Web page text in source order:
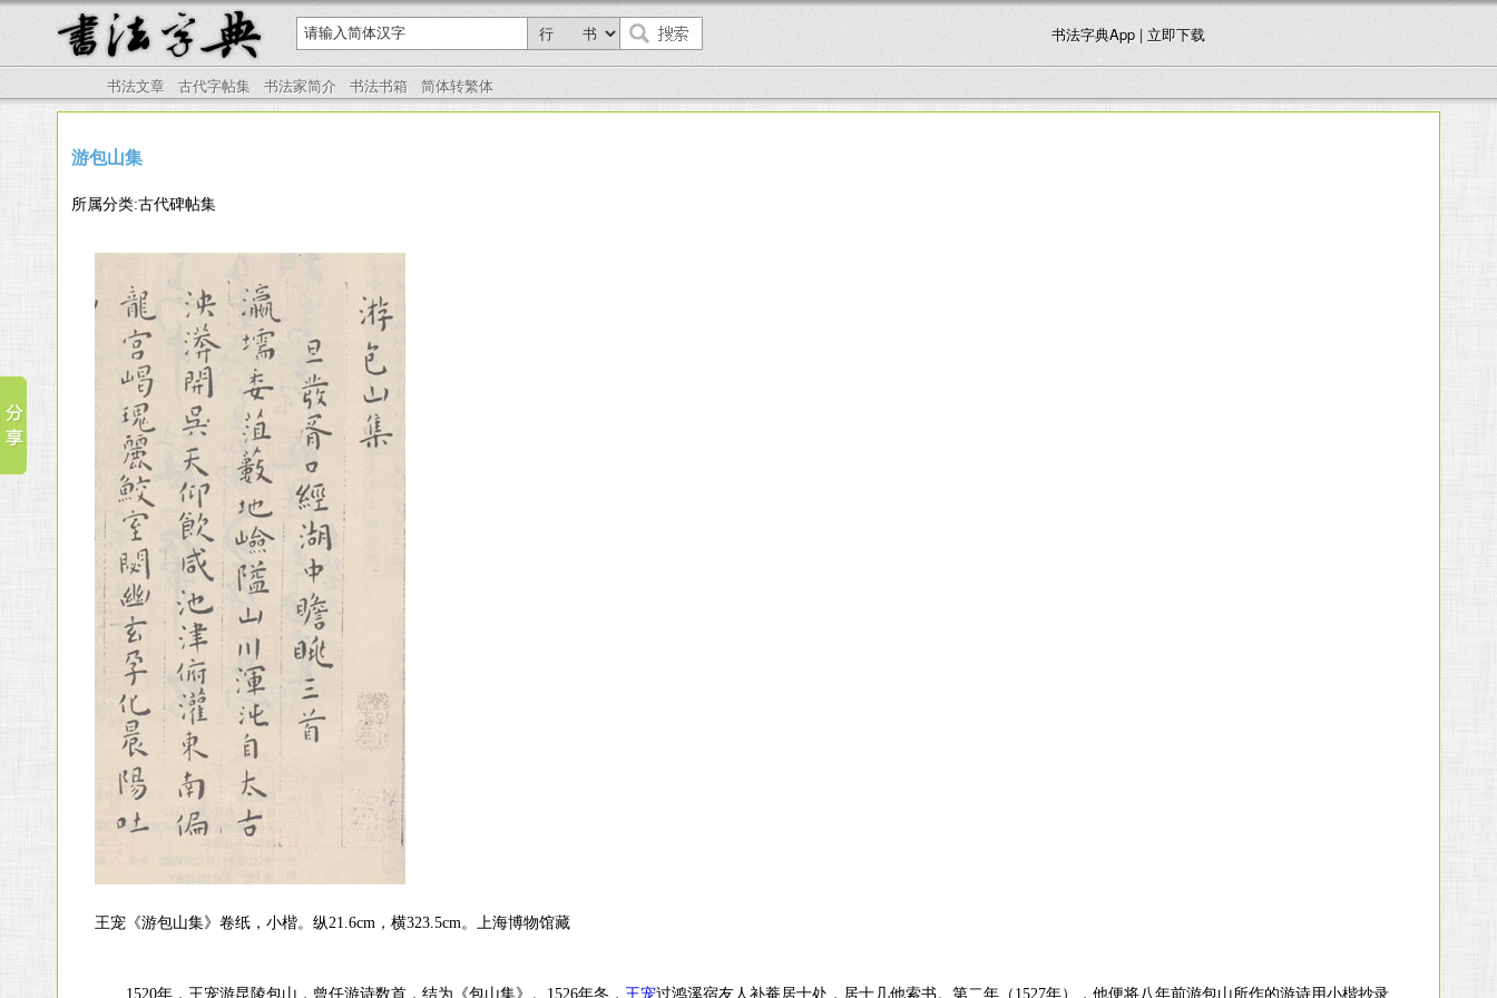
书法字典App | 立即下载
书法文章 古代字帖集 书法家简介 书法书箱 简体转繁体
游包山集
所属分类:古代碑帖集
王宠《游包山集》卷纸，小楷。纵21.6cm，横323.5cm。上海博物馆藏
1520年，王宠游昆陵包山，曾任游诗数首，结为《包山集》。1526年冬， 王宠过鸿溪宿友人补菴居士处，居士几他索书。第二年（1527年），他便将八年前游包山所作的游诗用小楷抄录